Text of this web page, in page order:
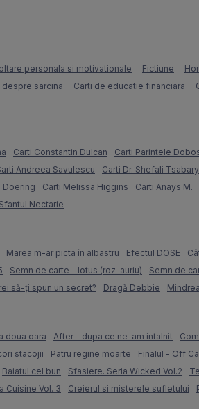
personala si motivationale Fictiune
despre sarcina Carti de educatie financiara
Carti Constantin Dulcan Carti Parintele
Andreea Savulescu Carti Dr. Shefali Tsabary
Doering Carti Melissa Higgins Carti Anays M.
Nectarie
Marea m-ar picta în albastru Efectul DOSE
Semn de carte - lotus (roz-auriu) Semn de
să-ți spun un secret? Dragă Debbie
doua oara After - dupa ce ne-am intalnit
stacojii Patru regine moarte Finalul - Off
Baiatul cel bun Sfasiere. Seria Wicked Vol.2
Cuisine Vol. 3 Creierul si misterele sufletului